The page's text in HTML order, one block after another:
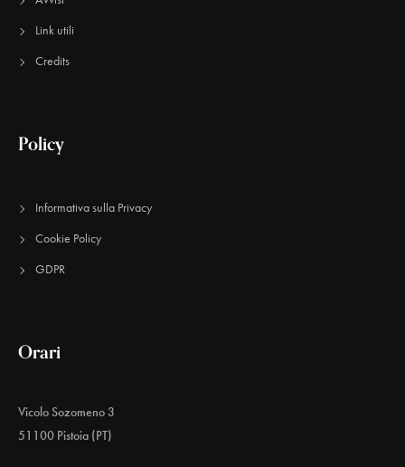
Link utili
Credits
Policy
Informativa sulla Privacy
Cookie Policy
GDPR
Orari
Vicolo Sozomeno 3
51100 Pistoia (PT)